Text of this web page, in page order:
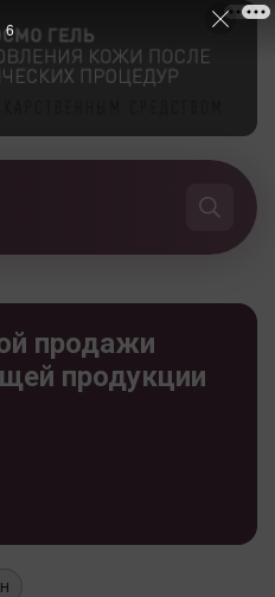
продажи
продукции
5